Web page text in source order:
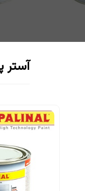
آستر